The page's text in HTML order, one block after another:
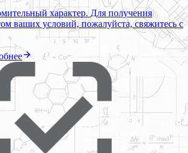
характер. Для получения
ваших условий, пожалуйста, свяжитесь с